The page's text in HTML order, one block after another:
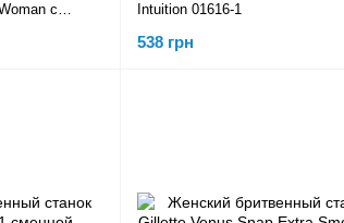
c
Intuition 01616-1
538 грн